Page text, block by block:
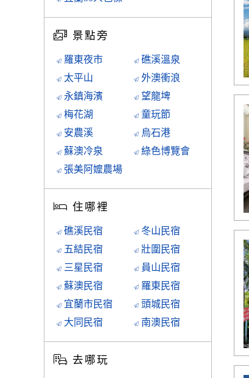
景點旁
羅東夜市
礁溪溫泉
太平山
外澳衝浪
永鎮海濱
望龍埤
梅花湖
童玩節
安農溪
烏石港
蘇澳冷泉
綠色博覽會
張美阿嬤農場
住哪裡
礁溪民宿
冬山民宿
五結民宿
壯圍民宿
三星民宿
員山民宿
蘇澳民宿
羅東民宿
宜蘭市民宿
頭城民宿
大同民宿
南澳民宿
去哪玩